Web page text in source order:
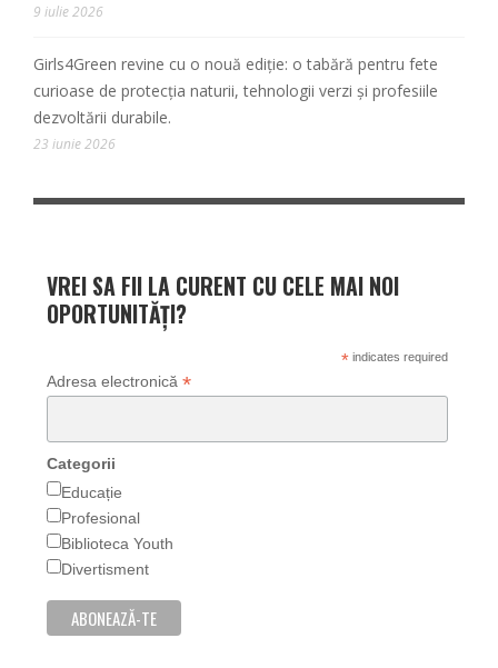
9 iulie 2026
Girls4Green revine cu o nouă ediție: o tabără pentru fete
curioase de protecția naturii, tehnologii verzi și profesiile
dezvoltării durabile.
23 iunie 2026
VREI SA FII LA CURENT CU CELE MAI NOI
OPORTUNITĂȚI?
*indicates required
Adresa electronică *
Categorii
Educație
Profesional
Biblioteca Youth
Divertisment